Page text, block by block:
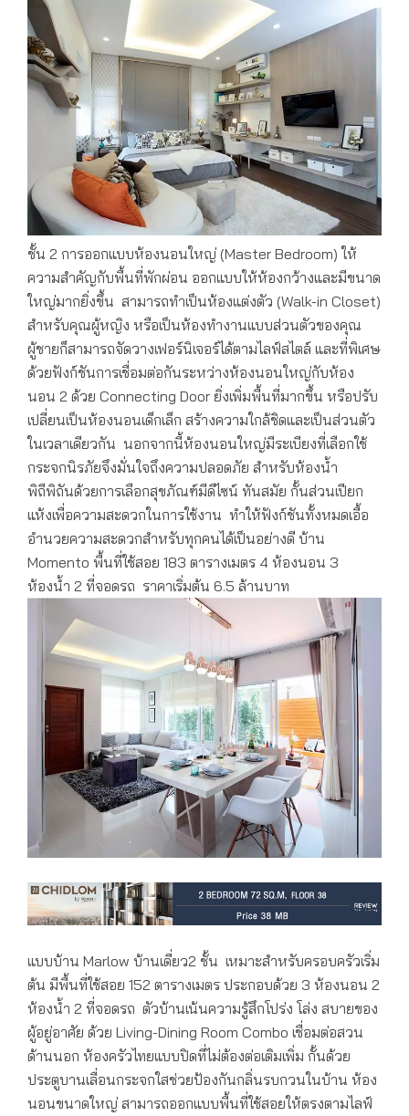
ชั้น 2 การออกแบบห้องนอนใหญ่ (Master Bedroom) ให้
ความสำคัญกับพื้นที่พักผ่อน ออกแบบให้ห้องกว้างและมีขนาด
ใหญ่มากยิ่งขึ้น สามารถทำเป็นห้องแต่งตัว (Walk-in Closet)
สำหรับคุณผู้หญิง หรือเป็นห้องทำงานแบบส่วนตัวของคุณ
ผู้ชายก็สามารถจัดวางเฟอร์นิเจอร์ได้ตามไลฟ์สไตล์ และที่พิเศษ
ด้วยฟังก์ชันการเชื่อมต่อกันระหว่างห้องนอนใหญ่กับห้อง
นอน 2 ด้วย Connecting Door ยิ่งเพิ่มพื้นที่มากขึ้น หรือปรับ
เปลี่ยนเป็นห้องนอนเด็กเล็ก สร้างความใกล้ชิดและเป็นส่วนตัว
ในเวลาเดียวกัน นอกจากนี้ห้องนอนใหญ่มีระเบียงที่เลือกใช้
กระจกนิรภัยจึงมั่นใจถึงความปลอดภัย สำหรับห้องน้ำ
พิถีพิถันด้วยการเลือกสุขภัณฑ์มีดีไซน์ ทันสมัย กั้นส่วนเปียก
แห้งเพื่อความสะดวกในการใช้งาน ทำให้ฟังก์ชันทั้งหมดเอื้อ
อำนวยความสะดวกสำหรับทุกคนได้เป็นอย่างดี บ้าน
Momento พื้นที่ใช้สอย 183 ตารางเมตร 4 ห้องนอน 3
ห้องน้ำ 2 ที่จอดรถ ราคาเริ่มต้น 6.5 ล้านบาท
แบบบ้าน Marlow บ้านเดี่ยว2 ชั้น เหมาะสำหรับครอบครัวเริ่ม
ต้น มีพื้นที่ใช้สอย 152 ตารางเมตร ประกอบด้วย 3 ห้องนอน 2
ห้องน้ำ 2 ที่จอดรถ ตัวบ้านเน้นความรู้สึกโปร่ง โล่ง สบายของ
ผู้อยู่อาศัย ด้วย Living-Dining Room Combo เชื่อมต่อสวน
ด้านนอก ห้องครัวไทยแบบปิดที่ไม่ต้องต่อเติมเพิ่ม กั้นด้วย
ประตูบานเลื่อนกระจกใสช่วยป้องกันกลิ่นรบกวนในบ้าน ห้อง
นอนขนาดใหญ่ สามารถออกแบบพื้นที่ใช้สอยให้ตรงตามไลฟ์